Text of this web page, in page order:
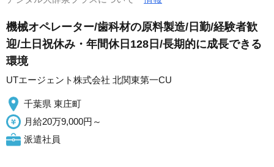
機械オペレーター/歯科材の原料製造/日勤/経験者歓
迎/土日祝休み・年間休日128日/長期的に成長できる
環境
UTエージェント株式会社 北関東第一CU
千葉県 東庄町
月給20万9,000円～
派遣社員